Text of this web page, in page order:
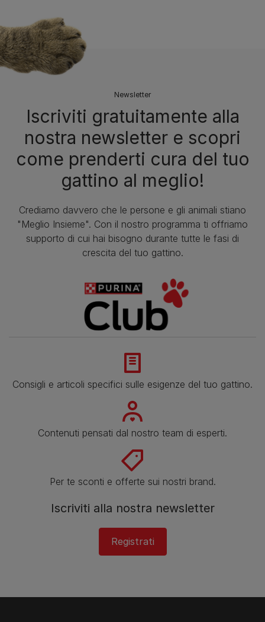
Newsletter
Iscriviti gratuitamente alla
nostra newsletter e scopri
come prenderti cura del tuo
gattino al meglio!
Crediamo davvero che le persone e gli animali stiano
"Meglio Insieme". Con il nostro programma ti offriamo
supporto di cui hai bisogno durante tutte le fasi di
crescita del tuo gattino.
Consigli e articoli specifici sulle esigenze del tuo gattino.
Contenuti pensati dal nostro team di esperti.
Per te sconti e offerte sui nostri brand.
Iscriviti alla nostra newsletter
Registrati